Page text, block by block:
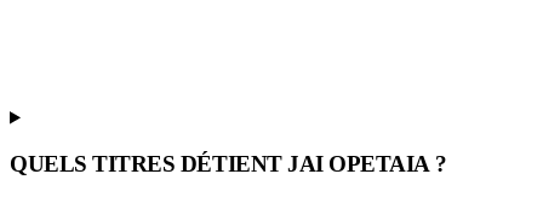
QUELS TITRES DÉTIENT JAI OPETAIA ?